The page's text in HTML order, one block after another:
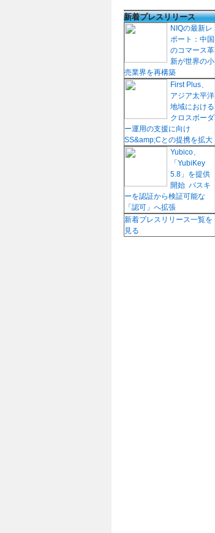
新着プレスリリース
NIQの最新レ
ポート：中国
のコマース革
新が世界の小
売業界を再構築
First Plus、
アジア太平洋
地域における
クロスボーダ
ー運用の支援に向け
SS&amp;Cとの提携を拡大
Yubico、
「YubiKey
5.8」を提供
開始 パスキ
ーを認証から検証可能な
「認可」へ拡張
新着プレスリリース一覧を
見る